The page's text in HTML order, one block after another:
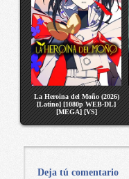
La Heroina del Moño (2026)
[Latino] [1080p WEB-DL]
[MEGA] [VS]
Deja tú comentario